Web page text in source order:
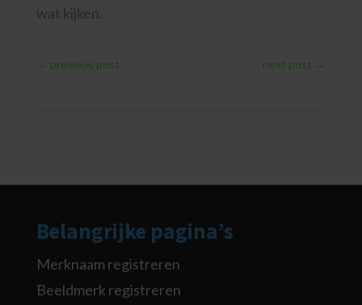
wat kijken.
← previous post next post →
Belangrijke pagina’s
Merknaam registreren
Beeldmerk registreren